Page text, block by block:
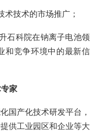
术技术的市场推广；
石科院在钠离子电池领
和竞争环境中的最新信
家
国产化技术研发平台，
供工业园区和企业等大